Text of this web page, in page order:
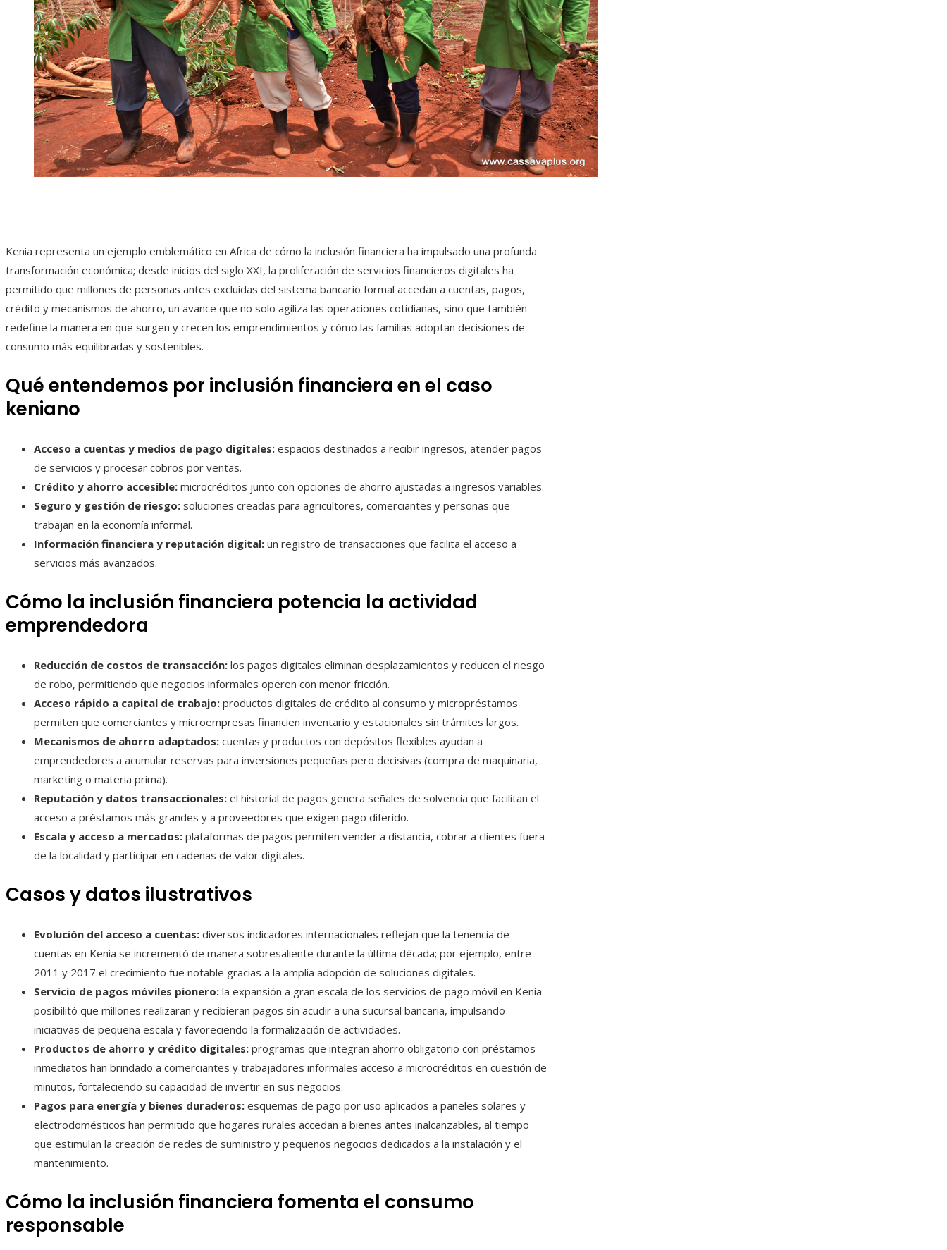
Kenia representa un ejemplo emblemático en Africa de cómo la inclusión financiera ha impulsado una profunda
transformación económica; desde inicios del siglo XXI, la proliferación de servicios financieros digitales ha
permitido que millones de personas antes excluidas del sistema bancario formal accedan a cuentas, pagos,
crédito y mecanismos de ahorro, un avance que no solo agiliza las operaciones cotidianas, sino que también
redefine la manera en que surgen y crecen los emprendimientos y cómo las familias adoptan decisiones de
consumo más equilibradas y sostenibles.
Qué entendemos por inclusión financiera en el caso
keniano
Acceso a cuentas y medios de pago digitales: espacios destinados a recibir ingresos, atender pagos
de servicios y procesar cobros por ventas.
Crédito y ahorro accesible: microcréditos junto con opciones de ahorro ajustadas a ingresos variables.
Seguro y gestión de riesgo: soluciones creadas para agricultores, comerciantes y personas que
trabajan en la economía informal.
Información financiera y reputación digital: un registro de transacciones que facilita el acceso a
servicios más avanzados.
Cómo la inclusión financiera potencia la actividad
emprendedora
Reducción de costos de transacción: los pagos digitales eliminan desplazamientos y reducen el riesgo
de robo, permitiendo que negocios informales operen con menor fricción.
Acceso rápido a capital de trabajo: productos digitales de crédito al consumo y micropréstamos
permiten que comerciantes y microempresas financien inventario y estacionales sin trámites largos.
Mecanismos de ahorro adaptados: cuentas y productos con depósitos flexibles ayudan a
emprendedores a acumular reservas para inversiones pequeñas pero decisivas (compra de maquinaria,
marketing o materia prima).
Reputación y datos transaccionales: el historial de pagos genera señales de solvencia que facilitan el
acceso a préstamos más grandes y a proveedores que exigen pago diferido.
Escala y acceso a mercados: plataformas de pagos permiten vender a distancia, cobrar a clientes fuera
de la localidad y participar en cadenas de valor digitales.
Casos y datos ilustrativos
Evolución del acceso a cuentas: diversos indicadores internacionales reflejan que la tenencia de
cuentas en Kenia se incrementó de manera sobresaliente durante la última década; por ejemplo, entre
2011 y 2017 el crecimiento fue notable gracias a la amplia adopción de soluciones digitales.
Servicio de pagos móviles pionero: la expansión a gran escala de los servicios de pago móvil en Kenia
posibilitó que millones realizaran y recibieran pagos sin acudir a una sucursal bancaria, impulsando
iniciativas de pequeña escala y favoreciendo la formalización de actividades.
Productos de ahorro y crédito digitales: programas que integran ahorro obligatorio con préstamos
inmediatos han brindado a comerciantes y trabajadores informales acceso a microcréditos en cuestión de
minutos, fortaleciendo su capacidad de invertir en sus negocios.
Pagos para energía y bienes duraderos: esquemas de pago por uso aplicados a paneles solares y
electrodomésticos han permitido que hogares rurales accedan a bienes antes inalcanzables, al tiempo
que estimulan la creación de redes de suministro y pequeños negocios dedicados a la instalación y el
mantenimiento.
Cómo la inclusión financiera fomenta el consumo
responsable